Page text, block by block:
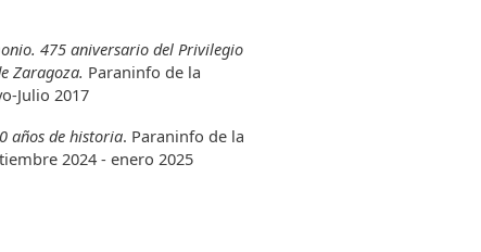
475 aniversario del Privilegio
Zaragoza. Paraninfo de la
Julio 2017
años de historia. Paraninfo de la
2024 - enero 2025